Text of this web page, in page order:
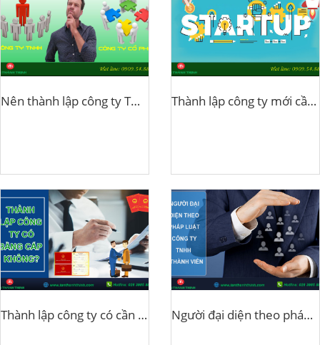
Nên thành lập công ty TNHH hay cổ phần? Thành lập công ty mới cần lưu ý gì?
Thành lập công ty có cần bằng cấp không? Người đại diện theo pháp luật công ty tnhh 1 thành viên